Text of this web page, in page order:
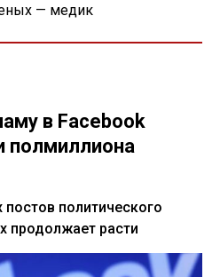
— медик
в Facebook
полмиллиона
политического
продолжает расти